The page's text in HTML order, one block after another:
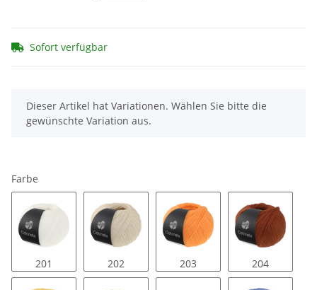
Sofort verfügbar
x
Dieser Artikel hat Variationen. Wählen Sie bitte die
gewünschte Variation aus.
Farbe
201 202 203 204